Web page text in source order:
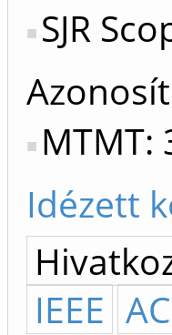
SJR
MTMT:
Idézett
IEEE